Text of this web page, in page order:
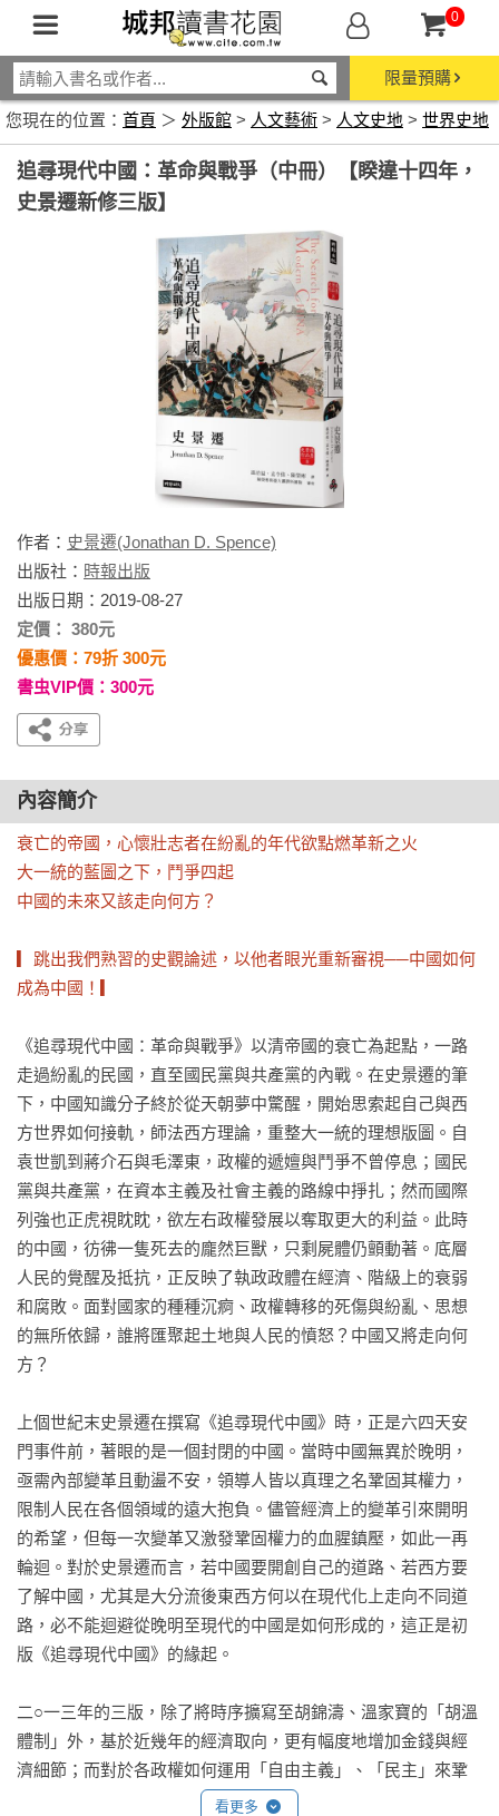
0
限量預購
您現在的位置： 首頁 ＞ 外版館 > 人文藝術 > 人文史地 > 世界史地
追尋現代中國：革命與戰爭（中冊）【睽違十四年，
史景遷新修三版】
作者： 史景遷(Jonathan D. Spence)
出版社： 時報出版
出版日期：2019-08-27
定價： 380元
優惠價：79折 300元
書虫VIP價：300元
內容簡介
衰亡的帝國，心懷壯志者在紛亂的年代欲點燃革新之火
大一統的藍圖之下，鬥爭四起
中國的未來又該走向何方？
▎跳出我們熟習的史觀論述，以他者眼光重新審視──中國如何
成為中國！▎
《追尋現代中國：革命與戰爭》以清帝國的衰亡為起點，一路
走過紛亂的民國，直至國民黨與共產黨的內戰。在史景遷的筆
下，中國知識分子終於從天朝夢中驚醒，開始思索起自己與西
方世界如何接軌，師法西方理論，重整大一統的理想版圖。自
袁世凱到蔣介石與毛澤東，政權的遞嬗與鬥爭不曾停息；國民
黨與共產黨，在資本主義及社會主義的路線中掙扎；然而國際
列強也正虎視眈眈，欲左右政權發展以奪取更大的利益。此時
的中國，彷彿一隻死去的龐然巨獸，只剩屍體仍顫動著。底層
人民的覺醒及抵抗，正反映了執政政體在經濟、階級上的衰弱
和腐敗。面對國家的種種沉痾、政權轉移的死傷與紛亂、思想
的無所依歸，誰將匯聚起土地與人民的憤怒？中國又將走向何
方？
上個世紀末史景遷在撰寫《追尋現代中國》時，正是六四天安
門事件前，著眼的是一個封閉的中國。當時中國無異於晚明，
亟需內部變革且動盪不安，領導人皆以真理之名鞏固其權力，
限制人民在各個領域的遠大抱負。儘管經濟上的變革引來開明
的希望，但每一次變革又激發鞏固權力的血腥鎮壓，如此一再
輪迴。對於史景遷而言，若中國要開創自己的道路、若西方要
了解中國，尤其是大分流後東西方何以在現代化上走向不同道
路，必不能迴避從晚明至現代的中國是如何形成的，這正是初
版《追尋現代中國》的緣起。
二○一三年的三版，除了將時序擴寫至胡錦濤、溫家寶的「胡溫
體制」外，基於近幾年的經濟取向，更有幅度地增加金錢與經
濟細節；而對於各政權如何運用「自由主義」、「民主」來鞏
固權力，在三版裡也未曾絕跡。回顧《追尋現代中國》，讀者
看更多